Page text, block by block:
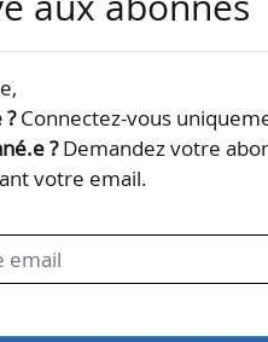
aux utilisateurs
Connectez-vous
?Demandez votre
votre email.